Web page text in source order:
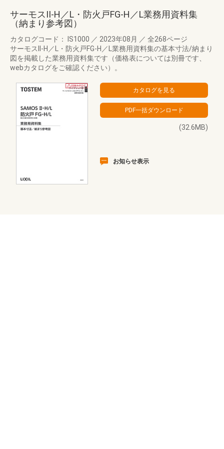
サーモスII-H／L・防火戸FG-H／L業務用資料集
（納まり参考図）
カタログコード： IS1000 ／ 2023年08月 ／ 全268ページ
サーモスII-H／L・防火戸FG-H／L業務用資料集の基本寸法/納まり
図を掲載した業務用資料集です（価格表については別冊です、
webカタログをご確認ください）。
(32.6MB)
お知らせ表示